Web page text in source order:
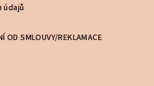
údajů
OD SMLOUVY/REKLAMACE